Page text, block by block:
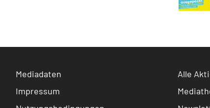
Mediadaten
Impressum
Alle